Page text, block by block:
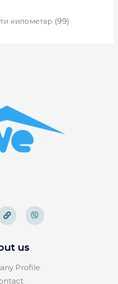
километар (99)
us
Profile